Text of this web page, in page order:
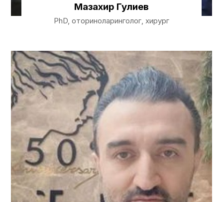
Мазахир Гулиев
PhD, оториноларинголог, хирург